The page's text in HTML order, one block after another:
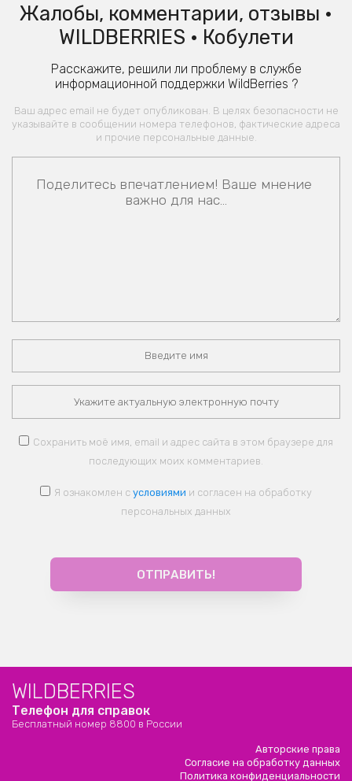
Жалобы, комментарии, отзывы •
WILDBERRIES • Кобулети
Расскажите, решили ли проблему в службе
информационной поддержки WildBerries ?
Ваш адрес email не будет опубликован. В целях безопасности не
указывайте в сообщении номера телефонов, фактические адреса
и прочие персональные данные.
Сохранить моё имя, email и адрес сайта в этом браузере для
последующих моих комментариев.
Я ознакомлен с условиями и согласен на обработку
персональных данных
WILDBERRIES
Телефон для справок
Бесплатный номер 8800 в России
Авторские права
Согласие на обработку данных
Политика конфиденциальности